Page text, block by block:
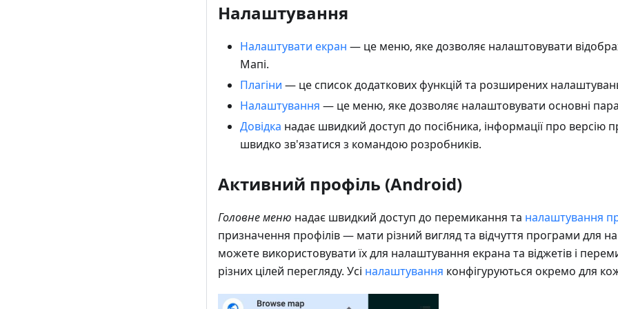
Налаштування
Налаштувати екран — це меню, яке дозволяє налаштовувати
Мапі.
Плагіни — це список додаткових функцій та розширених
Налаштування — це меню, яке дозволяє налаштовувати основні
Довідка надає швидкий доступ до посібника, інформації про версію
швидко зв'язатися з командою розробників.
Активний профіль (Android)
Головне меню надає швидкий доступ до перемикання та налаштування
призначення профілів — мати різний вигляд та відчуття програми для
можете використовувати їх для налаштування екрана та віджетів і
різних цілей перегляду. Усі налаштування конфігуруються окремо для